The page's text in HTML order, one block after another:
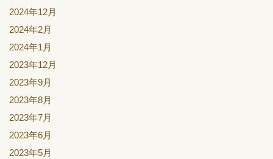
2024年12月
2024年2月
2024年1月
2023年12月
2023年9月
2023年8月
2023年7月
2023年6月
2023年5月